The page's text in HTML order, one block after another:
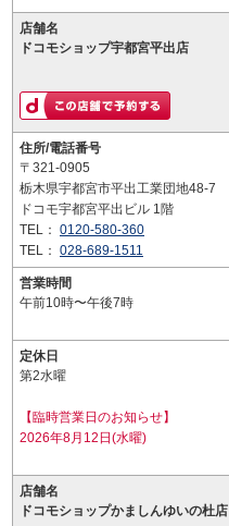
店舗名
ドコモショップ宇都宮平出店
住所/電話番号
〒321-0905
栃木県宇都宮市平出工業団地48-7
ドコモ宇都宮平出ビル 1階
TEL： 0120-580-360
TEL： 028-689-1511
営業時間
午前10時〜午後7時
定休日
第2水曜
【臨時営業日のお知らせ】
2026年8月12日(水曜)
店舗名
ドコモショップかましんゆいの杜店